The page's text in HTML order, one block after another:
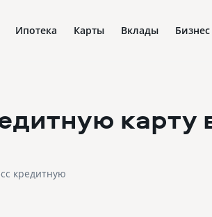
Ипотека Карты Вклады Бизнес
карту
кредитную